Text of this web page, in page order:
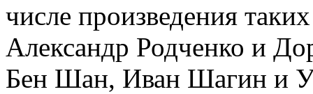
числе произведения
Александр Родченко и
Бен Шан, Иван Шагин и